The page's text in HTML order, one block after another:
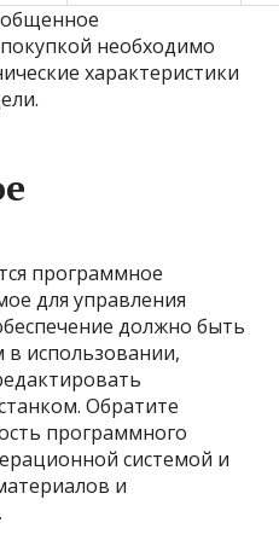
необходимо
характеристики
программное
для управления
должно быть
использовании,
Обратите
программного
системой и
и